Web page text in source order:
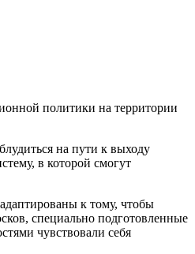
политики на территории
на пути к выходу
в которой смогут
к тому, чтобы
специально подготовленные
чувствовали себя